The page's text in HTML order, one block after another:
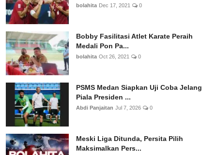
bolahita Dec 17, 2021 0
Bobby Fasilitasi Atlet Karate Peraih
Medali Pon Pa...
bolahita Oct 26, 2021 0
PSMS Medan Siapkan Uji Coba Jelang
Piala Presiden ...
Abdi Panjaitan Jul 7, 2026 0
Meski Liga Ditunda, Persita Pilih
Maksimalkan Pers...